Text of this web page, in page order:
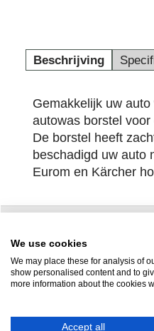
Beschrijving
Gemakkelijk uw
autowas borstel
De borstel heeft
beschadigd uw auto
Eurom en Kärcher
Zuidersluisweg 42
8243 RC Lelystad
We use cookies
We may place these for analysis of
show personalised content and to
more information about the cookies
Accept all